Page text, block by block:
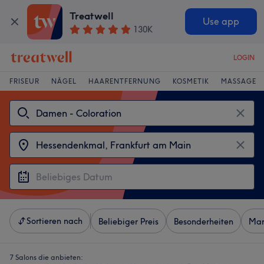
Treatwell
130K
Use app
LOGIN
FRISEUR NÄGEL HAARENTFERNUNG KOSMETIK MASSAGE
Sortieren nach Beliebiger Preis Besonderheiten
7 Salons die anbieten: